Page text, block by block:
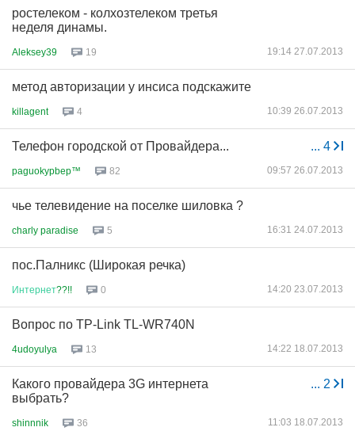
ростелеком - колхозтелеком третья
неделя динамы.
Aleksey39 19 19:14 27.07.2013
метод авторизации у инсиса подскажите
killagent 4 10:39 26.07.2013
... 4
Телефон городской от Провайдера...
paguokypbep™ 82 09:57 26.07.2013
чье телевидение на поселке шиловка ?
charly paradise 5 16:31 24.07.2013
пос.Палникс (Широкая речка)
Интернет??!! 0 14:20 23.07.2013
Вопрос по TP-Link TL-WR740N
4udoyulya 13 14:22 18.07.2013
... 2
Какого провайдера 3G интернета
выбрать?
shinnnik 36 11:03 18.07.2013